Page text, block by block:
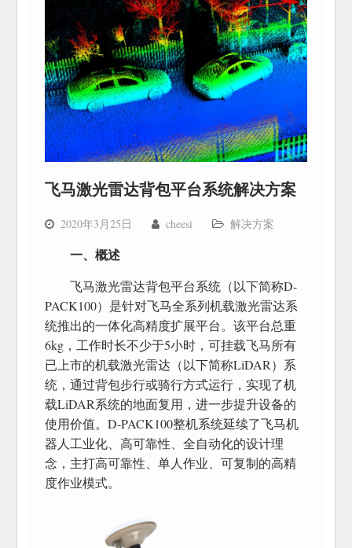
飞马激光雷达背包平台系统解决方案
2020年3月25日 cheesi 解决方案
一、概述
飞马激光雷达背包平台系统（以下简称D-
PACK100）是针对飞马全系列机载激光雷达系
统推出的一体化高精度扩展平台。该平台总重
6kg，工作时长不少于5小时，可挂载飞马所有
已上市的机载激光雷达（以下简称LiDAR）系
统，通过背包步行或骑行方式运行，实现了机
载LiDAR系统的地面复用，进一步提升设备的
使用价值。D-PACK100整机系统延续了飞马机
器人工业化、高可靠性、全自动化的设计理
念，主打高可靠性、单人作业、可复制的高精
度作业模式。